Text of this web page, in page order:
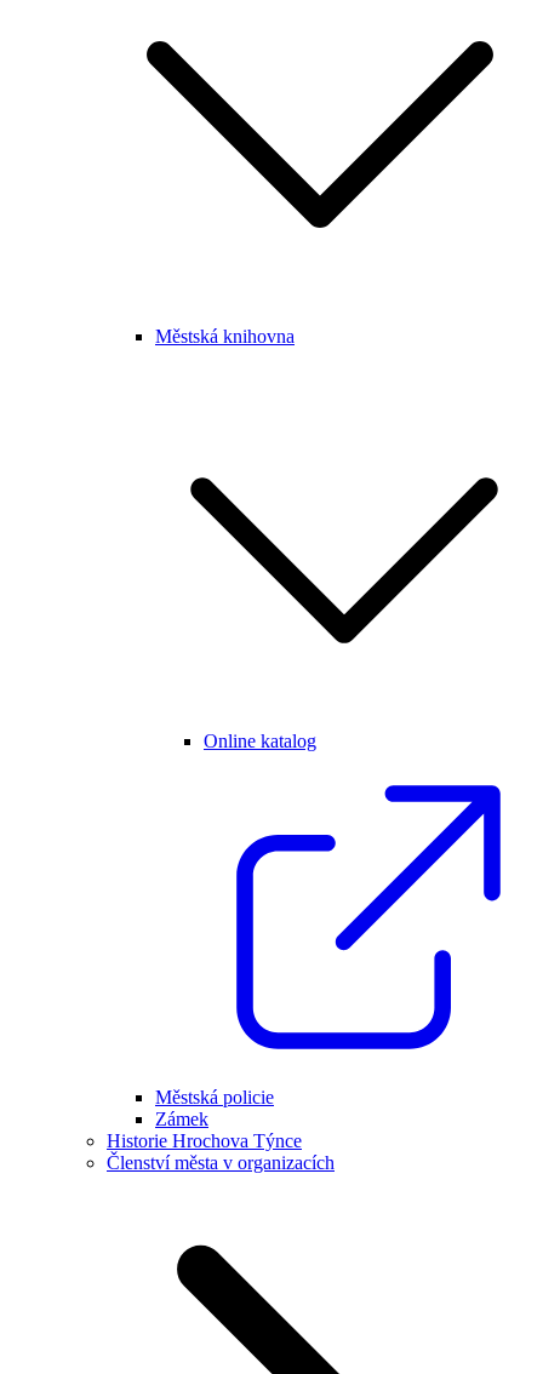
Městská knihovna
Online katalog
Městská policie
Zámek
Historie Hrochova Týnce
Členství města v organizacích